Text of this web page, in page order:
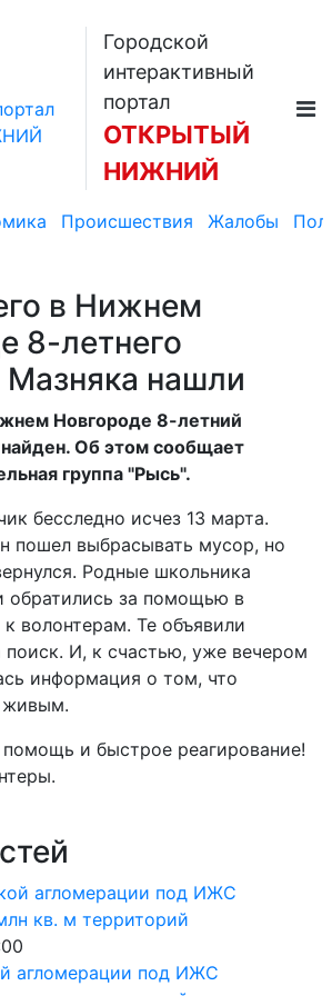
Городской
интерактивный
портал
ОТКРЫТЫЙ
НИЖНИЙ
Происшествия Жалобы
в Нижнем
8-летнего
Мазняка нашли
Новгороде 8-летний
Об этом сообщает
группа "Рысь".
бесследно исчез 13 марта.
пошел выбрасывать мусор, но
Родные школьника
обратились за помощью в
волонтерам. Те объявили
И, к счастью, уже вечером
информация о том, что
живым.
и быстрое реагирование!
агломерации под ИЖС